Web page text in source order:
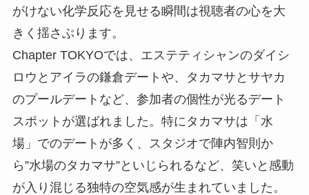
がけない化学反応を見せる瞬間は視聴者の心を大
きく揺さぶります。
Chapter TOKYOでは、エステティシャンのダイシ
ロウとアイラの鎌倉デートや、タカマサとサヤカ
のプールデートなど、参加者の個性が光るデート
スポットが選ばれました。特にタカマサは「水
場」でのデートが多く、スタジオで陣内智則か
ら”水場のタカマサ”といじられるなど、笑いと感動
が入り混じる独特の空気感が生まれていました。